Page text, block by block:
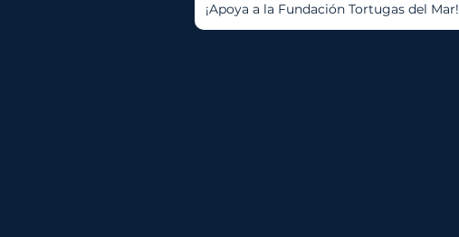
¡Apoya a la Fundación Tortugas del Mar!